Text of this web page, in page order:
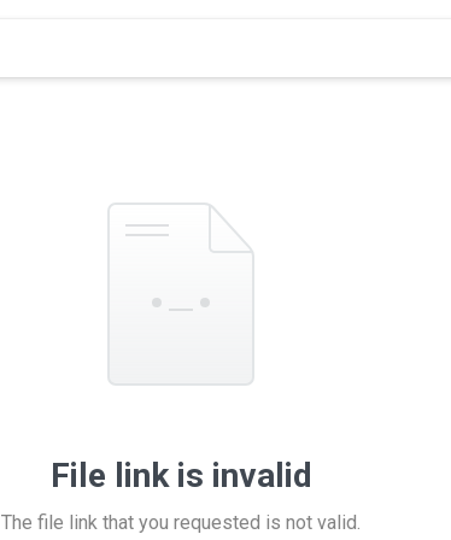
File link is invalid
The file link that you requested is not valid.